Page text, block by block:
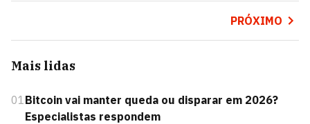
PRÓXIMO
Mais lidas
01Bitcoin vai manter queda ou disparar em 2026?
Especialistas respondem